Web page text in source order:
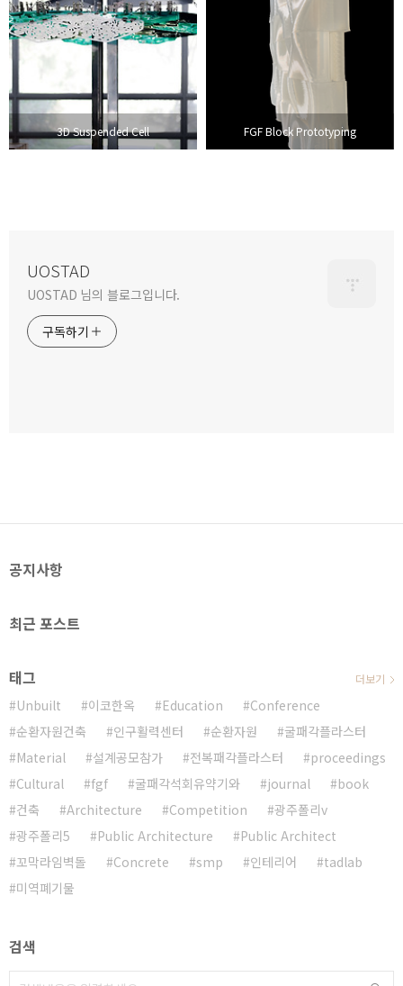
3D Suspended Cell FGF Block Prototyping
UOSTAD
UOSTAD 님의 블로그입니다.
구독하기
공지사항
최근 포스트
태그
Unbuilt 이코한옥 Education
Conference
순환자원건축
인구활력센터 순환자원
굴패각플라스터
Material
설계공모참가 전복패각플라스터
proceedings
Cultural
fgf 굴패각석회유약기와 journal
book
건축
Architecture Competition
광주폴리v
광주폴리5
Public Architecture
Public Architect
꼬막라임벽돌
Concrete smp 인테리어
tadlab
미역폐기물
더보기
검색